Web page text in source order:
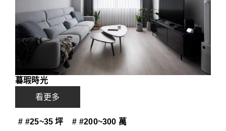
暮瑕時光
看更多
# #25~35 坪
# #200~300 萬